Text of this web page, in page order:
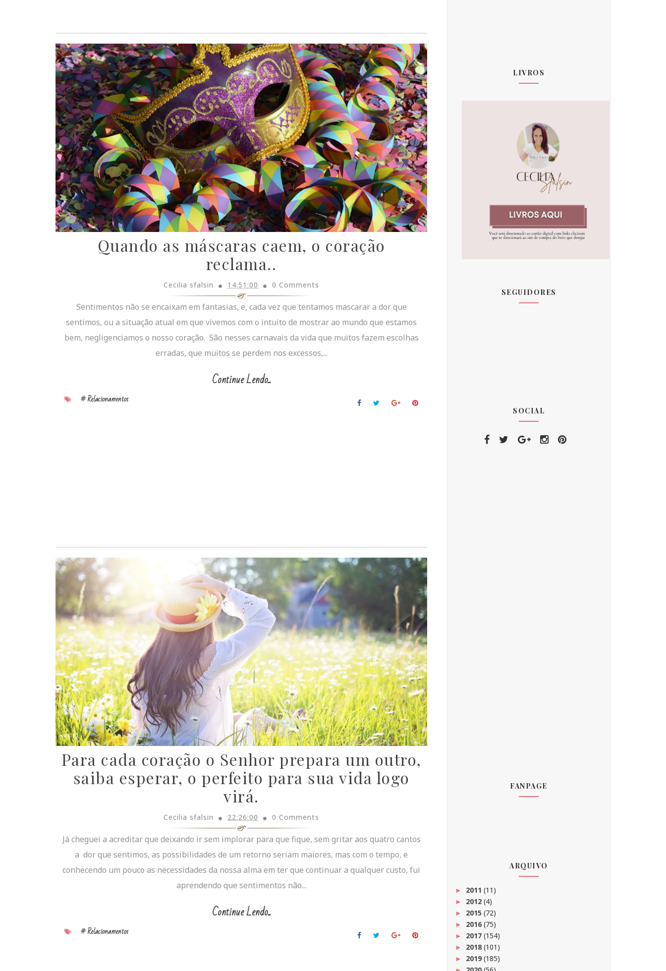
Quando as máscaras caem, o coração
reclama..
Cecilia sfalsin 14:51:00 0 Comments
Sentimentos não se encaixam em fantasias, e, cada vez que tentamos mascarar a dor que
sentimos, ou a situação atual em que vivemos com o intuito de mostrar ao mundo que estamos
bem, negligenciamos o nosso coração. São nesses carnavais da vida que muitos fazem escolhas
erradas, que muitos se perdem nos excessos,...
Continue Lendo...
# Relacionamentos
Para cada coração o Senhor prepara um outro,
saiba esperar, o perfeito para sua vida logo
virá.
Cecilia sfalsin 22:26:00 0 Comments
Já cheguei a acreditar que deixando ir sem implorar para que fique, sem gritar aos quatro cantos
a dor que sentimos, as possibilidades de um retorno seriam maiores, mas com o tempo, e
conhecendo um pouco as necessidades da nossa alma em ter que continuar a qualquer custo, fui
aprendendo que sentimentos não...
Continue Lendo...
# Relacionamentos
LIVROS
SEGUIDORES
SOCIAL
FANPAGE
ARQUIVO
► 2011 (11)
► 2012 (4)
► 2015 (72)
► 2016(75)
► 2017 (154)
► 2018 (101)
► 2019(185)